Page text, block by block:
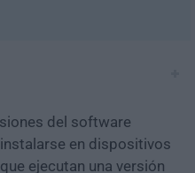
del software
en dispositivos
ejecutan una versión